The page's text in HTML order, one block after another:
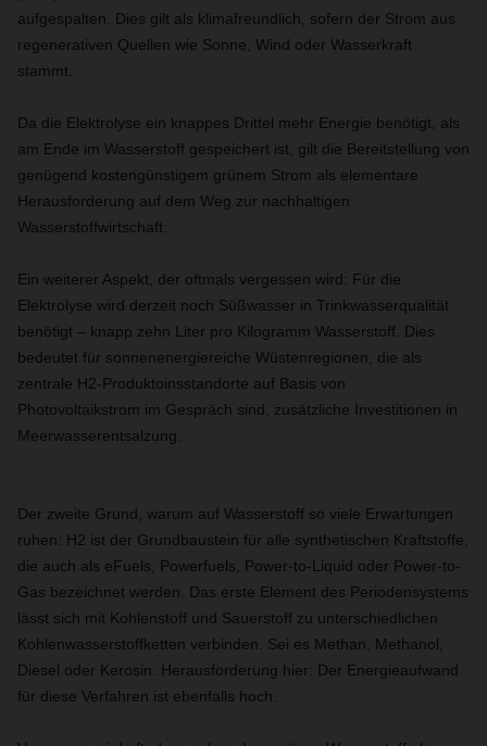
aufgespalten. Dies gilt als klimafreundlich, sofern der Strom aus
regenerativen Quellen wie Sonne, Wind oder Wasserkraft
stammt.
Da die Elektrolyse ein knappes Drittel mehr Energie benötigt, als
am Ende im Wasserstoff gespeichert ist, gilt die Bereitstellung von
genügend kostengünstigem grünem Strom als elementare
Herausforderung auf dem Weg zur nachhaltigen
Wasserstoffwirtschaft.
Ein weiterer Aspekt, der oftmals vergessen wird: Für die
Elektrolyse wird derzeit noch Süßwasser in Trinkwasserqualität
benötigt – knapp zehn Liter pro Kilogramm Wasserstoff. Dies
bedeutet für sonnenenergiereiche Wüstenregionen, die als
zentrale H2-Produktoinsstandorte auf Basis von
Photovoltaikstrom im Gespräch sind, zusätzliche Investitionen in
Meerwasserentsalzung.
Der zweite Grund, warum auf Wasserstoff so viele Erwartungen
ruhen: H2 ist der Grundbaustein für alle synthetischen Kraftstoffe,
die auch als eFuels, Powerfuels, Power-to-Liquid oder Power-to-
Gas bezeichnet werden. Das erste Element des Periodensystems
lässt sich mit Kohlenstoff und Sauerstoff zu unterschiedlichen
Kohlenwasserstoffketten verbinden. Sei es Methan, Methanol,
Diesel oder Kerosin. Herausforderung hier: Der Energieaufwand
für diese Verfahren ist ebenfalls hoch.